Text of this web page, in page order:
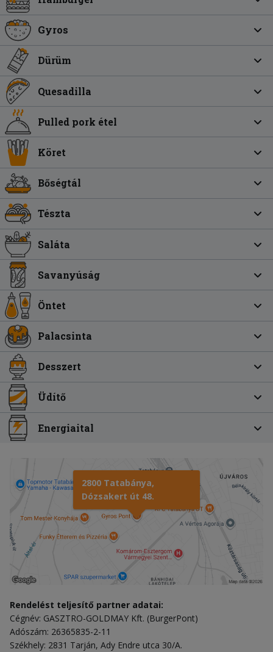
Gyros
Dürüm
Quesadilla
Pulled pork étel
Köret
Bőségtál
Tészta
Saláta
Savanyúság
Öntet
Palacsinta
Desszert
Üdítő
Energiaital
2800 Tatabánya,
Dózsakert út 48.
Rendelést teljesítő partner adatai:
Cégnév: GASZTRO-GOLDMAY Kft. (BurgerPont)
Adószám: 26365835-2-11
Székhely: 2831 Tarján, Ady Endre utca 30/A.